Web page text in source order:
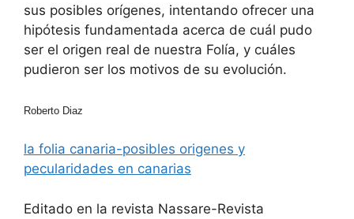
sus posibles orígenes, intentando ofrecer una
hipótesis fundamentada acerca de cuál pudo
ser el origen real de nuestra Folía, y cuáles
pudieron ser los motivos de su evolución.
Roberto Diaz
la folia canaria-posibles origenes y
pecularidades en canarias
Editado en la revista Nassare-Revista